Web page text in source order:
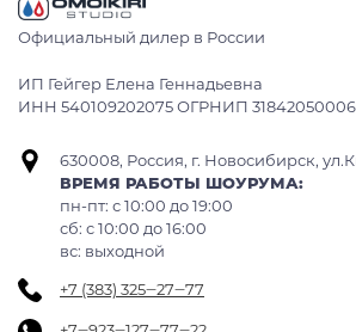
Официальный дилер в России
ИП Гейгер Елена Геннадьевна
ИНН 540109202075 ОГРНИП
630008, Россия, г. Новосибирск,
ВРЕМЯ РАБОТЫ ШОУРУМА:
пн-пт: с 10:00 до 19:00
сб: c 10:00 до 16:00
вс: выходной
+7 (383) 325‒27‒77